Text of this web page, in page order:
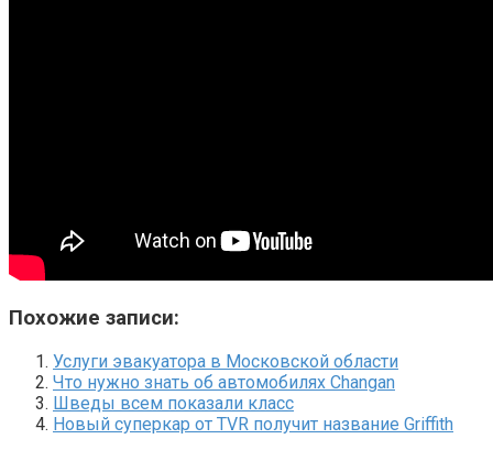
Похожие записи:
Услуги эвакуатора в Московской области
Что нужно знать об автомобилях Changan
Шведы всем показали класс
Новый суперкар от TVR получит название Griffith